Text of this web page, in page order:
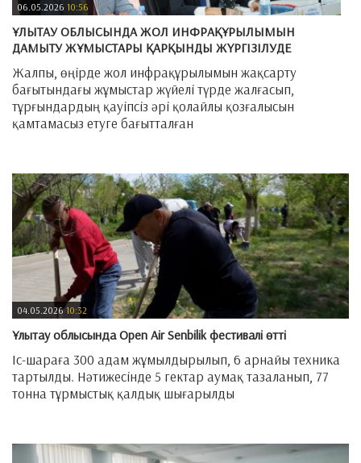
06.05.2026 10:56
ҰЛЫТАУ ОБЛЫСЫНДА ЖОЛ ИНФРАҚҰРЫЛЫМЫН
ДАМЫТУ ЖҰМЫСТАРЫ ҚАРҚЫНДЫ ЖҮРГІЗІЛУДЕ
Жалпы, өңірде жол инфрақұрылымын жақсарту
бағытындағы жұмыстар жүйелі түрде жалғасып,
тұрғындардың қауіпсіз әрі қолайлы қозғалысын
қамтамасыз етуге бағытталған
04.05.202610:32
Ұлытау облысында Open Air Senbilik фестивалі өтті
Іс-шараға 300 адам жұмылдырылып, 6 арнайы техника
тартылды. Нәтижесінде 5 гектар аумақ тазаланып, 77
тонна тұрмыстық қалдық шығарылды